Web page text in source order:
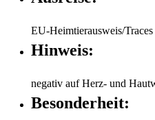
EU-Heimtierausweis/Traces
Hinweis:
negativ auf Herz- und
Besonderheit: